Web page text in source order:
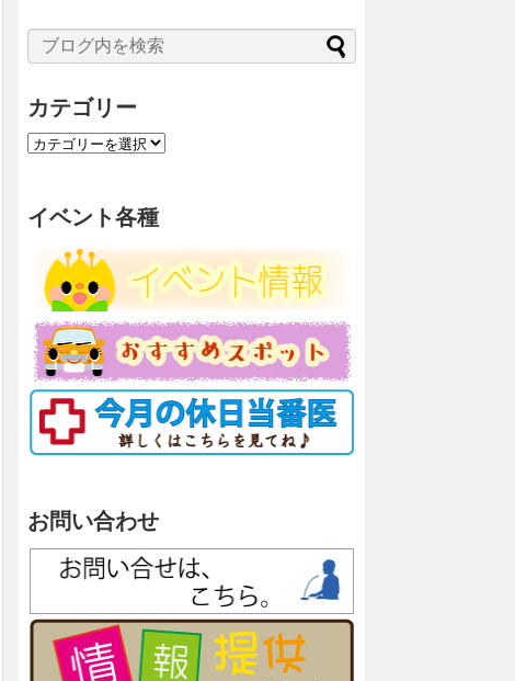
カテゴリー
カ
リ
ー
イベント各種
お問い合わせ